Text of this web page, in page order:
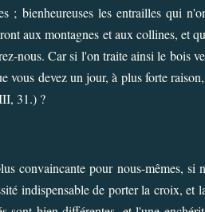
; bienheureuses les entrailles qui
aux montagnes et aux collines, et
nous. Car si l'on traite ainsi le bois
vous devez un jour, à plus forte
31.) ?
convaincante pour nous-mêmes, si
indispensable de porter la croix, et